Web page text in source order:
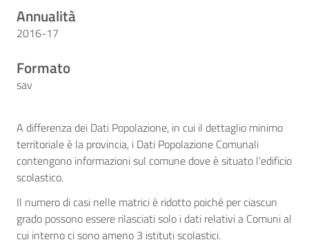
Annualità
2016-17
Formato
sav
A differenza dei Dati Popolazione, in cui il dettaglio minimo
territoriale è la provincia, i Dati Popolazione Comunali
contengono informazioni sul comune dove è situato l’edificio
scolastico.
Il numero di casi nelle matrici è ridotto poiché per ciascun
grado possono essere rilasciati solo i dati relativi a Comuni al
cui interno ci sono ameno 3 istituti scolastici.